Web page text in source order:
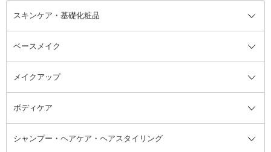
スキンケア・基礎化粧品
スキンケア・基礎化粧品全て
洗顔料
美容液
オールインワン化粧品 フェイスクリーム
ベースメイク
ベースメイク全て
BBクリーム
コンシーラー ファンデーション
メイクアップ
メイクアップ全て
まつげ美容液 つけまつげ
ボディケア
ボディケア全て
ボディソープ・ハンドソープ・石
けん
シャンプー・ヘアケア・ヘアスタイリング